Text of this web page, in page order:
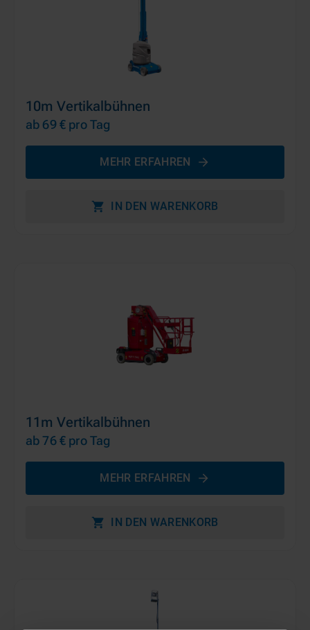
10m Vertikalbühnen
ab 69 € pro Tag
MEHR ERFAHREN
IN DEN WARENKORB
11m Vertikalbühnen
ab 76 € pro Tag
MEHR ERFAHREN
IN DEN WARENKORB